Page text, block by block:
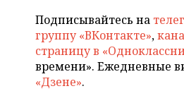
Подписывайтесь на
группу «ВКонтакте»,
страницу в
времени». Ежедневные
«Дзене».